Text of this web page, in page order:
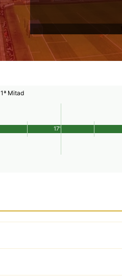
1ª Mitad
17'